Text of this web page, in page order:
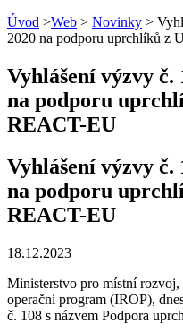
Úvod >Web > Novinky >
2020 na podporu uprchlíků z
Vyhlášení výzvy č.
na podporu
REACT-EU
Vyhlášení výzvy č.
na podporu
REACT-EU
18.12.2023
Ministerstvo pro místní
operační program (IROP),
č. 108 s názvem Podpora